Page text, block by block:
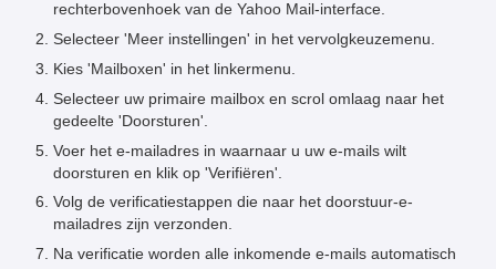
rechterbovenhoek van de Yahoo Mail-interface.
Selecteer 'Meer instellingen' in het vervolgkeuzemenu.
Kies 'Mailboxen' in het linkermenu.
Selecteer uw primaire mailbox en scrol omlaag naar het
gedeelte 'Doorsturen'.
Voer het e-mailadres in waarnaar u uw e-mails wilt
doorsturen en klik op 'Verifiëren'.
Volg de verificatiestappen die naar het doorstuur-e-
mailadres zijn verzonden.
Na verificatie worden alle inkomende e-mails automatisch